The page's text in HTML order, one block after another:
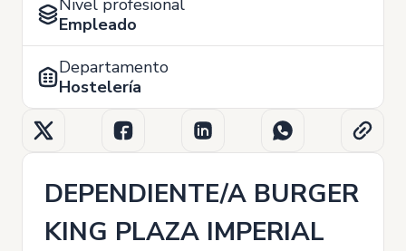
Empleado
Departamento
Hostelería
DEPENDIENTE/A BURGER
KING PLAZA IMPERIAL